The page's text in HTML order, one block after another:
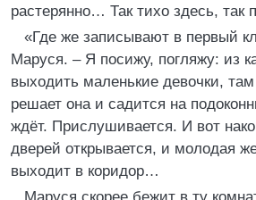
растерянно… Так тихо здесь, так
«Где же записывают в первый
Маруся. – Я посижу, погляжу: из
выходить маленькие девочки,
решает она и садится на
ждёт. Прислушивается. И вот
дверей открывается, и молодая
выходит в коридор…